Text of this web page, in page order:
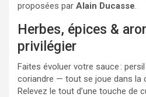
proposées par Alain Ducasse.
Herbes, épices &
privilégier
Faites évoluer votre sauce :
coriandre — tout se joue dans la
Relevez le tout d’une touche de